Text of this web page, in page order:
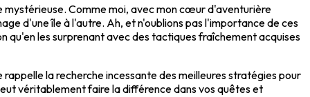
mystérieuse. Comme moi, avec mon cœur d'aventurière
d'une île à l'autre. Ah, et n'oublions pas l'importance de ces
qu'en les surprenant avec des tactiques fraîchement acquises
la recherche incessante des meilleures stratégies pour
véritablement faire la différence dans vos quêtes et